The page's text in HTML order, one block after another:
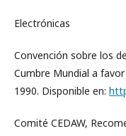
Electrónicas
Convención sobre los
Cumbre Mundial a
1990. Disponible en:
Comité CEDAW,